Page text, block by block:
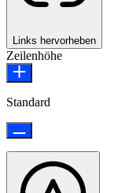
Links hervorheben
Zeilenhöhe
Standard